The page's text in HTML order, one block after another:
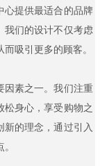
心提供最适合的品牌
我们的设计不仅考虑
吸引更多的顾客。
因素之一。我们注重
松身心，享受购物之
新的理念，通过引入